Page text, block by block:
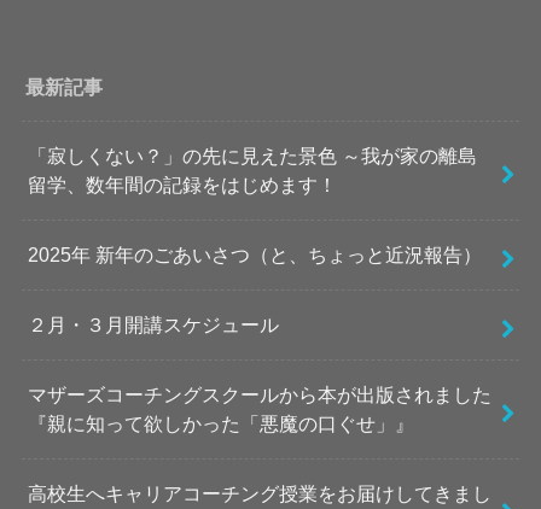
最新記事
「寂しくない？」の先に見えた景色 ～我が家の離島
留学、数年間の記録をはじめます！
2025年 新年のごあいさつ（と、ちょっと近況報告）
２月・３月開講スケジュール
マザーズコーチングスクールから本が出版されました
『親に知って欲しかった「悪魔の口ぐせ」』
高校生へキャリアコーチング授業をお届けしてきまし